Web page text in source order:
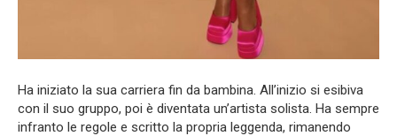
Ha iniziato la sua carriera fin da bambina. All’inizio si esibiva
con il suo gruppo, poi è diventata un’artista solista. Ha sempre
infranto le regole e scritto la propria leggenda, rimanendo